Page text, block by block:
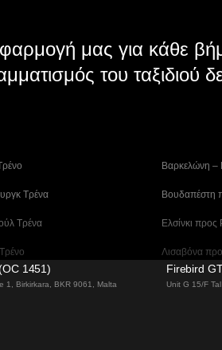
μας για κάθε
του ταξιδιού
Βαρκελώνη –
Τρένα Βουδαπέστη
Τρένα Ελσίνκι προς
Λισαβόνα
Λονδίνο –
1451)
1, Birkirkara, BKR 9061, Malta
Firebird
Unit G 15/F